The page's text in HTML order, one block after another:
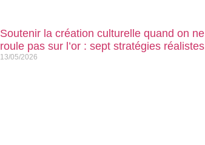
Soutenir la création culturelle quand on ne
roule pas sur l’or : sept stratégies réalistes
13/05/2026